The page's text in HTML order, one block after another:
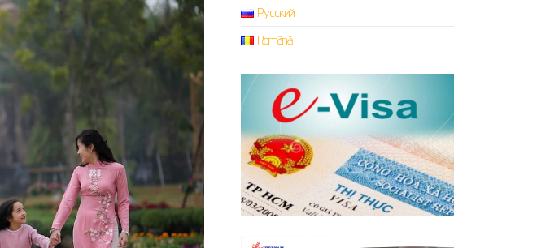
Русский
Română